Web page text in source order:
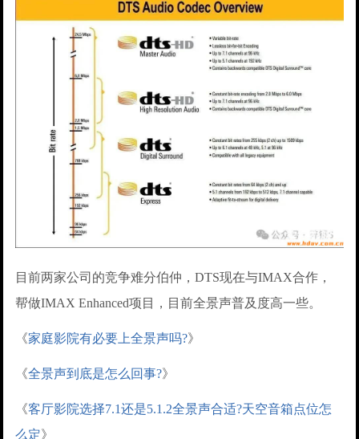
目前两家公司的竞争难分伯仲，DTS现在与IMAX合作，
帮做IMAX Enhanced项目，目前全景声普及度高一些。
《家庭影院有必要上全景声吗?》
《全景声到底是怎么回事?》
《客厅影院选择7.1还是5.1.2全景声合适?天空音箱点位怎
么定》